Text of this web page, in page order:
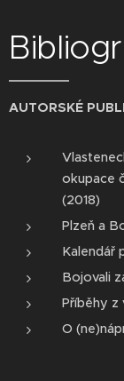
AUTORSKÉ
okupace
(2018)
Plzeň a
Kalendář
Bojovali
Příběhy z
O